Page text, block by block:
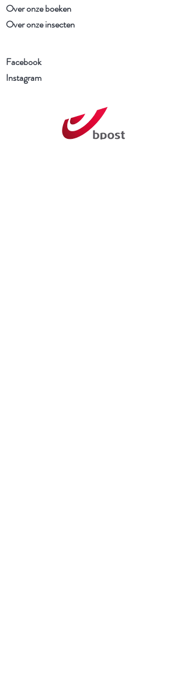
Over onze boeken
Over onze insecten
Facebook
Instagram